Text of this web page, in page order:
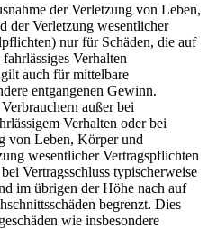
der Verletzung von Leben,
der Verletzung wesentlicher
nur für Schäden, die auf
Verhalten
auch für mittelbare
entgangenen Gewinn.
außer bei
Verhalten oder bei
von Leben, Körper und
wesentlicher Vertragspflichten
Vertragsschluss typischerweise
im übrigen der Höhe nach auf
begrenzt. Dies
wie insbesondere